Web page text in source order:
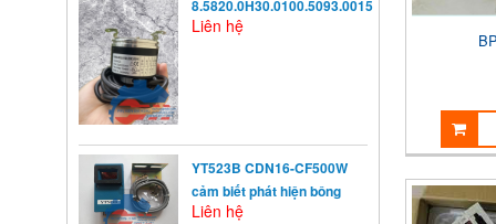
8.5820.0H30.0100.5093.0015
Liên hệ
YT523B CDN16-CF500W
cảm biết phát hiện bông
Liên hệ